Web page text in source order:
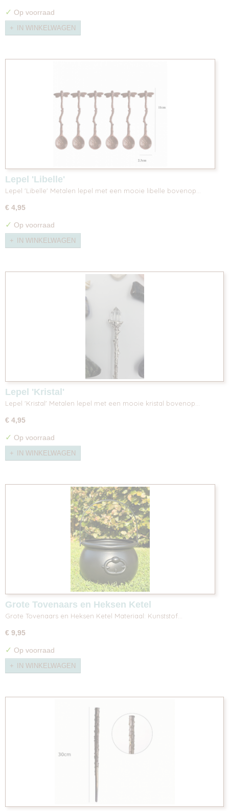
✓ Op voorraad
IN WINKELWAGEN
Lepel 'Libelle'
Lepel 'Libelle' Metalen lepel met een mooie libelle bovenop…
€ 4,95
✓ Op voorraad
IN WINKELWAGEN
Lepel 'Kristal'
Lepel 'Kristal' Metalen lepel met een mooie kristal bovenop…
€ 4,95
✓ Op voorraad
IN WINKELWAGEN
Grote Tovenaars en Heksen Ketel
Grote Tovenaars en Heksen Ketel Materiaal: Kunststof…
€ 9,95
✓ Op voorraad
IN WINKELWAGEN